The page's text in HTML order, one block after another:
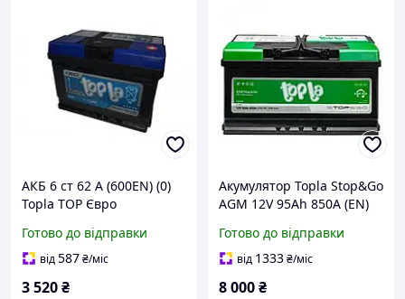
АКБ 6 ст 62 А (600EN) (0)
Topla TOP Євро
Готово до відправки
від587₴/міс
3 520₴
Акумулятор Topla Stop&Go
AGM 12V 95Ah 850A (EN)
Stop
Готово до відправки
від 1333₴/міс
8 000₴